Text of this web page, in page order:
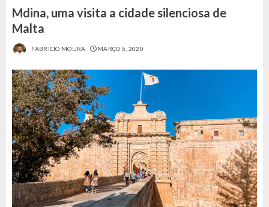
Mdina, uma visita a cidade silenciosa de
Malta
FABRICIO MOURA MARÇO 5, 2020